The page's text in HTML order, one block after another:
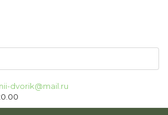
dvorik@mail.ru